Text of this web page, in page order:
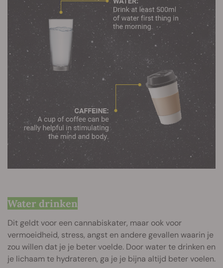
Water drinken
Dit geldt voor een cannabiskater, maar ook voor
vermoeidheid, stress, angst en andere gevallen waarin je
zou willen dat je je beter voelde. Door water te drinken en
je lichaam te hydrateren, ga je je bijna altijd beter voelen.